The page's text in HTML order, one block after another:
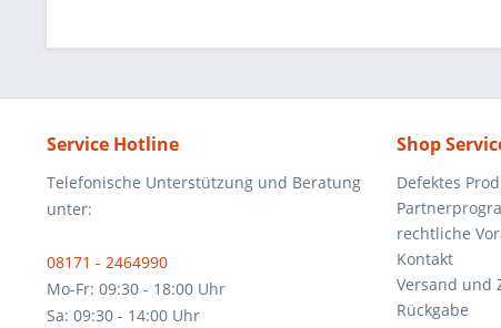
Service Hotline
Telefonische Unterstützung und Beratung
unter:
08171 - 2464990
Mo-Fr: 09:30 - 18:00 Uhr
Sa: 09:30 - 14:00 Uhr
Shop
Defektes
rechtliche
Kontakt
Versand und
Rückgabe